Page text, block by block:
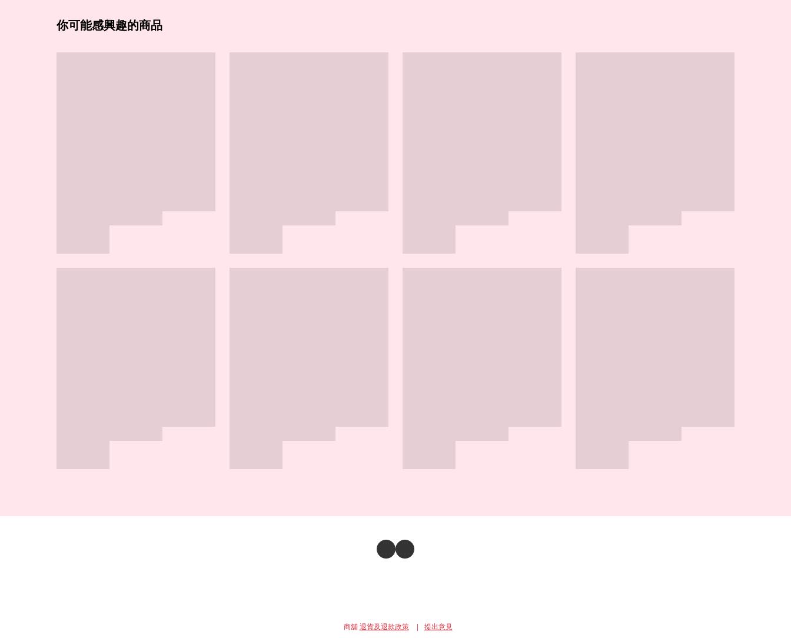
你可能感興趣的商品
商舖 退貨及退款政策 提出意見